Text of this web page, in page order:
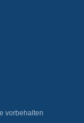
vorbehalten